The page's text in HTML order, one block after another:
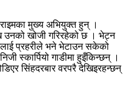
मुख्य अभियुक्त हुन् ।
उनको खोजी गरिरहेको छ । भेट्न
प्रहरीले भने भेटाउन सकेको
स्कार्पियो गाडीमा हुइँकिन्छन् ।
सिंहदरबार वरपरै देखिइरहन्छन्